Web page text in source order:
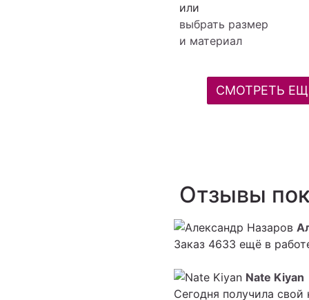
или
выбрать размер
и материал
СМОТРЕТЬ
Отзывы
Заказ 4633 ещё в
Nate Kiyan
Сегодня получила